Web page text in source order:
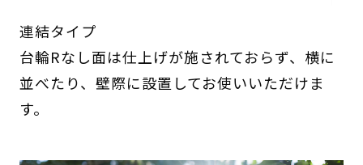
連結タイプ
台輪Rなし面は仕上げが施されておらず、横に
並べたり、壁際に設置してお使いいただけま
す。